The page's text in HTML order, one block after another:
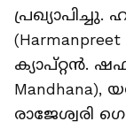
ക്യാപ്റ്റന്‍.
Mandhana),
രാജേശ്വരി